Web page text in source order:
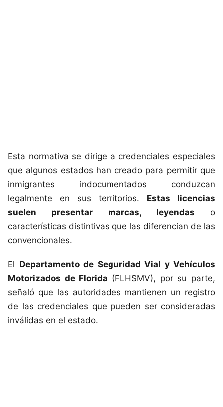
Esta normativa se dirige a credenciales especiales
que algunos estados han creado para permitir que
inmigrantes indocumentados conduzcan
legalmente en sus territorios. Estas licencias
suelen presentar marcas, leyendas o
características distintivas que las diferencian de las
convencionales.
El Departamento de Seguridad Vial y Vehículos
Motorizados de Florida (FLHSMV), por su parte,
señaló que las autoridades mantienen un registro
de las credenciales que pueden ser consideradas
inválidas en el estado.